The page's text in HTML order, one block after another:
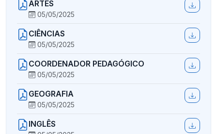
ARTES
05/05/2025
CIÊNCIAS
05/05/2025
COORDENADOR PEDAGÓGICO
05/05/2025
GEOGRAFIA
05/05/2025
INGLÊS